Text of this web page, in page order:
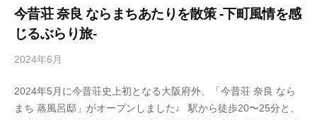
今昔荘 奈良 ならまちあたりを散策 -下町風情を感
じるぶらり旅-
2024年6月
a
d
2024年5月に今昔荘史上初となる大阪府外、「今昔荘 奈良 なら
まち 蒸風呂邸」がオープンしました♩ 駅から徒歩20〜25分と、